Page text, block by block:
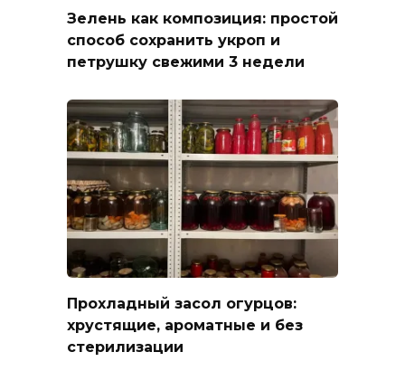
Зелень как композиция: простой
способ сохранить укроп и
петрушку свежими 3 недели
Прохладный засол огурцов:
хрустящие, ароматные и без
стерилизации